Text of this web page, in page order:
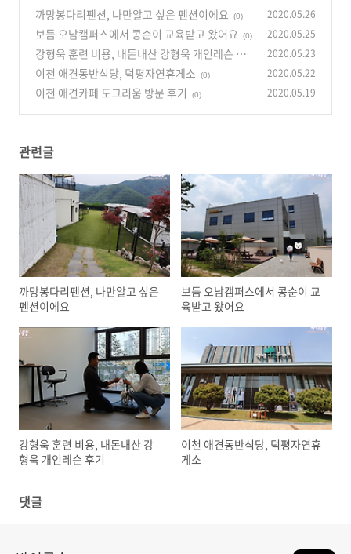
까망봉다리펜션, 나만알고 싶은 펜션이에요
(0) 2020.05.26
보듬 오남캠퍼스에서 콩순이 교육받고 왔어요 (0) 2020.05.25
강형욱 훈련 비용, 내돈내산 강형욱 개인레슨 후
기
(0)
2020.05.23
이천 애견동반식당, 덕평자연휴게소 (0) 2020.05.22
이천 애견카페 도그리움 방문 후기 (0) 2020.05.19
관련글
까망봉다리펜션, 나만알고 싶은
펜션이에요
보듬 오남캠퍼스에서 콩순이 교
육받고 왔어요
강형욱 훈련 비용, 내돈내산 강
형욱 개인레슨 후기
이천 애견동반식당, 덕평자연휴
게소
댓글